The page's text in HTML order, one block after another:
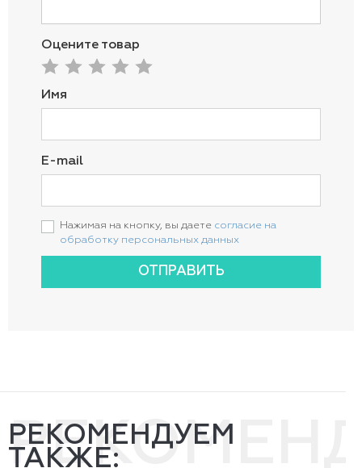
Оцените товар
Имя
E-mail
Нажимая на кнопку, вы даете согласие на
обработку персональных данных
ОТПРАВИТЬ
РЕКОМЕНДУЕМ
ТАКЖЕ: